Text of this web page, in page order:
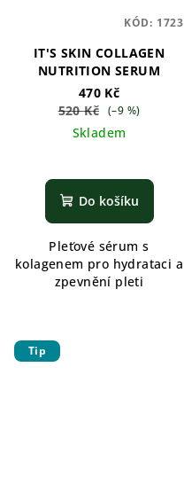
IT'S SKIN COLLAGEN
NUTRITION SERUM
470 Kč
520 Kč (–9 %)
Skladem
Do košíku
Pleťové sérum s
kolagenem pro hydrataci a
zpevnění pleti
KÓD: 1723
Tip